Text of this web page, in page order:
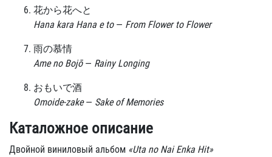
花から花へと
Hana kara Hana e to— From Flower to Flower
雨の慕情
Ame no Bojō— Rainy Longing
おもいで酒
Omoide-zake— Sake of Memories
Каталожное описание
Двойной виниловый альбом «Uta no Nai Enka Hit»